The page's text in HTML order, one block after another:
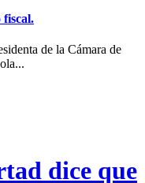
fiscal.
de la Cámara de
dice que